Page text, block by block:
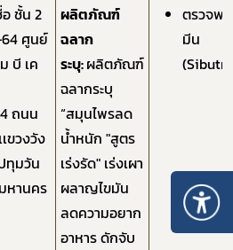
ชั้น 2
ศูนย์
บี เค
ถนน
ขวงวัง
ทุมวัน
หานคร
ผลิตภัณฑ์
ฉลาก
ระบุ:ผลิตภัณฑ์
ฉลากระบุ
“สมุนไพรลด
น้ำหนัก "สูตร
เร่งรัด" เร่งเผา
ผลาญไขมัน
ลดความอยาก
อาหาร ดักจับ
ตรวจพ
มีน